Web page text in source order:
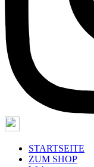
STARTSEITE
ZUM SHOP